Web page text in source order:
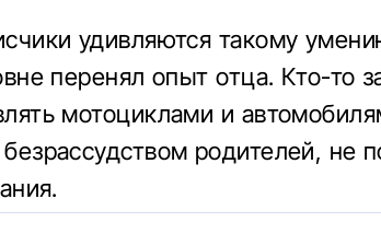
удивляются такому
перенял опыт отца. Кто-то
мотоциклами и
родителей, не